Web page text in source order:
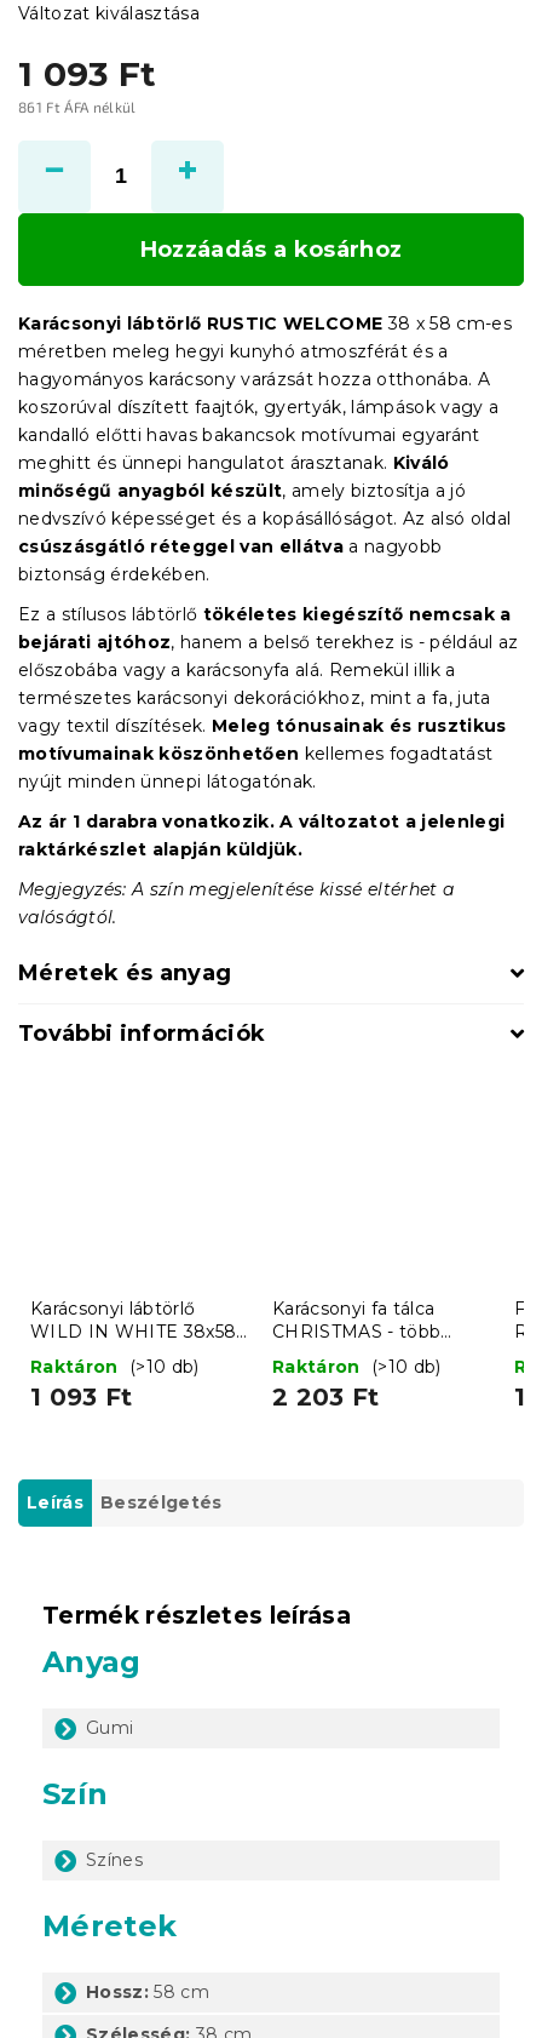
1 093 Ft
861 Ft ÁFA nélkül
Változat kiválasztása
Hozzáadás a kosárhoz
Karácsonyi lábtörlő RUSTIC WELCOME 38 x 58 cm-es
méretben meleg hegyi kunyhó atmoszférát és a
hagyományos karácsony varázsát hozza otthonába. A
koszorúval díszített faajtók, gyertyák, lámpások vagy a
kandalló előtti havas bakancsok motívumai egyaránt
meghitt és ünnepi hangulatot árasztanak. Kiváló
minőségű anyagból készült, amely biztosítja a jó
nedvszívó képességet és a kopásállóságot. Az alsó oldal
csúszásgátló réteggel van ellátva a nagyobb
biztonság érdekében.
Ez a stílusos lábtörlő tökéletes kiegészítő nemcsak a
bejárati ajtóhoz, hanem a belső terekhez is - például az
előszobába vagy a karácsonyfa alá. Remekül illik a
természetes karácsonyi dekorációkhoz, mint a fa, juta
vagy textil díszítések. Meleg tónusainak és rusztikus
motívumainak köszönhetően kellemes fogadtatást
nyújt minden ünnepi látogatónak.
Az ár 1 darabra vonatkozik. A változatot a jelenlegi
raktárkészlet alapján küldjük.
Megjegyzés: A szín megjelenítése kissé eltérhet a
valóságtól.
Méretek és anyag
További információk
Karácsonyi lábtörlő
WILD IN WHITE 38x58
cm - több változatban
Raktáron (>10 db)
1 093 Ft
Karácsonyi fa tálca
CHRISTMAS - több
változat
Raktáron (>10 db)
2 203 Ft 1
Leírás Beszélgetés
Termék részletes leírása
Anyag
Gumi
Szín
Színes
Méretek
Hossz: 58 cm